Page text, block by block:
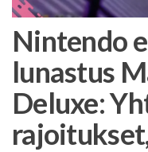
Nintendo
lunastus
Deluxe: